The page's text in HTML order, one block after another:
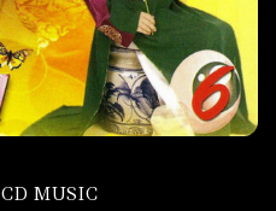
CD MUSIC